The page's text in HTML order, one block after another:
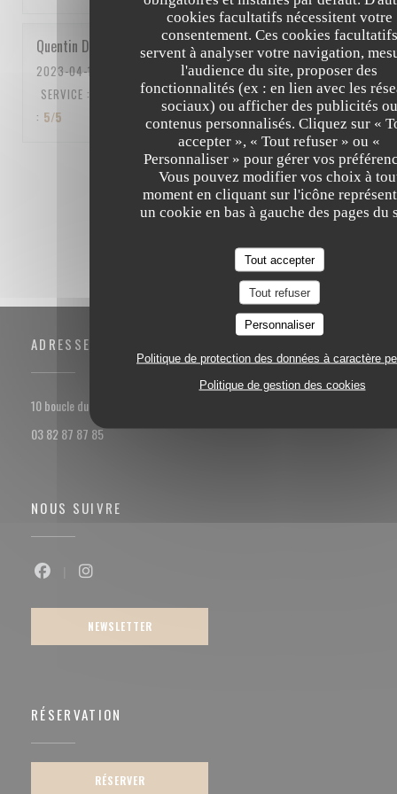
cookies facultatifs nécessitent votre
consentement. Ces cookies facultatifs
servent à analyser votre navigation,
l'audience du site, proposer des
fonctionnalités (ex : en lien avec les
sociaux) ou afficher des publicités ou
contenus personnalisés. Cliquez sur «
accepter », « Tout refuser » ou «
Personnaliser » pour gérer vos
Vous pouvez modifier vos choix à
moment en cliquant sur l'icône
un cookie en bas à gauche des pages du
Tout accepter
Tout refuser
Personnaliser
Politique de protection des données à caractère
Politique de gestion des cookies
Quentin D
2023-04-15
- 12:15 - COUVERTS 5
SERVICE : AMBIANCE: 5/5 CUISINE: 5 /5 QUALITÉ / PRIX
: 5/5
2 3
ADRESSE
10 boucle du val Marie 57100 Thionville
03 82 87 87 85
NOUS SUIVRE
Facebook ((ouvre une nouvelle fenêtre))
NEWSLETTER
RÉSERVATION
RÉSERVER